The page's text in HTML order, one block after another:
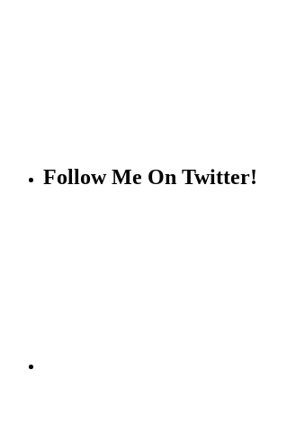
Follow Me On Twitter!